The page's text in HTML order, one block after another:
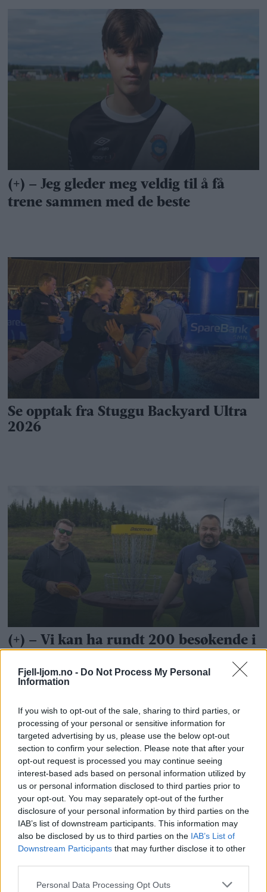
Fjell-ljom.no - Do Not Process My Personal
Information
If you wish to opt-out of the sale, sharing to third parties, or
processing of your personal or sensitive information for
targeted advertising by us, please use the below opt-out
section to confirm your selection. Please note that after your
opt-out request is processed you may continue seeing
interest-based ads based on personal information utilized by
us or personal information disclosed to third parties prior to
your opt-out. You may separately opt-out of the further
disclosure of your personal information by third parties on the
IAB’s list of downstream participants. This information may
also be disclosed by us to third parties on the IAB’s List of
Downstream Participants that may further disclose it to other
Personal Data Processing Opt Outs